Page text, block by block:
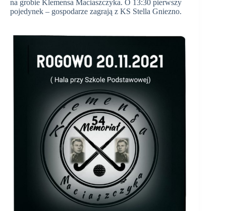
na grobie Klemensa Maciaszczyka. O 13:30 pierwszy
pojedynek – gospodarze zagrają z KS Stella Gniezno.